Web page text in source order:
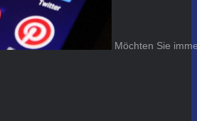
Möchten Sie